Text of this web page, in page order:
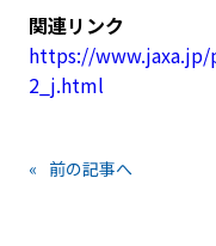
関連リンク
https://www.jaxa.jp/
2_j.html
« 前の記事へ